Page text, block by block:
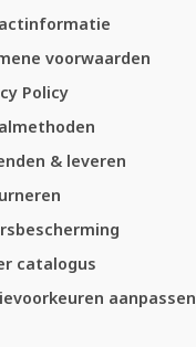
voorwaarden
Policy
& leveren
catalogus
aanpassen